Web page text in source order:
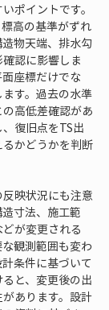
ポイントです。
高の基準がずれ
物天端、排水勾
認に影響しま
座標だけでな
す。過去の水準
高低差確認があ
復旧点をTS出
かどうかを判断
映状況にも注意
寸法、施工範
が変更される
観測範囲も変わ
条件に基づいて
と、変更後の出
あります。設計